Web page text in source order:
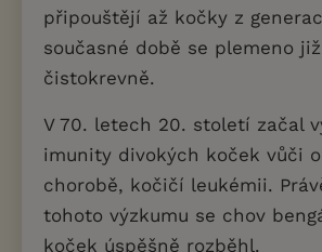
připouštějí až kočky z
současné době se plemeno
čistokrevně.
V 70. letech 20. století začal
imunity divokých koček vůči
chorobě, kočičí leukémii.
tohoto výzkumu se chov
koček úspěšně rozběhl.